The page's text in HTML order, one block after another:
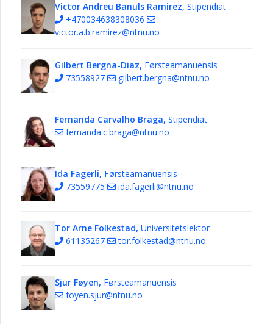
Victor Andreu Banuls Ramirez, Stipendiat
+470034638308036
victor.a.b.ramirez@ntnu.no
Gilbert Bergna-Diaz, Førsteamanuensis
73558927
gilbert.bergna@ntnu.no
Fernanda Carvalho Braga, Stipendiat
fernanda.c.braga@ntnu.no
Ida Fagerli, Førsteamanuensis
73559775
ida.fagerli@ntnu.no
Tor Arne Folkestad, Universitetslektor
61135267
tor.folkestad@ntnu.no
Sjur Føyen, Førsteamanuensis
foyen.sjur@ntnu.no